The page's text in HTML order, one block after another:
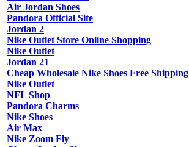
Air Jordan Shoes
Pandora Official Site
Jordan 2
Nike Outlet Store Online Shopping
Nike Outlet
Jordan 21
Cheap Wholesale Nike Shoes Free Shipping
Nike Outlet
NFL Shop
Pandora Charms
Nike Shoes
Air Max
Nike Zoom Fly